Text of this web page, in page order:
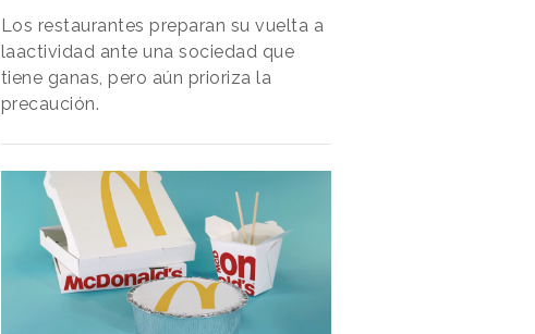
Los restaurantes preparan su vuelta a
laactividad ante una sociedad que
tiene ganas, pero aún prioriza la
precaución.